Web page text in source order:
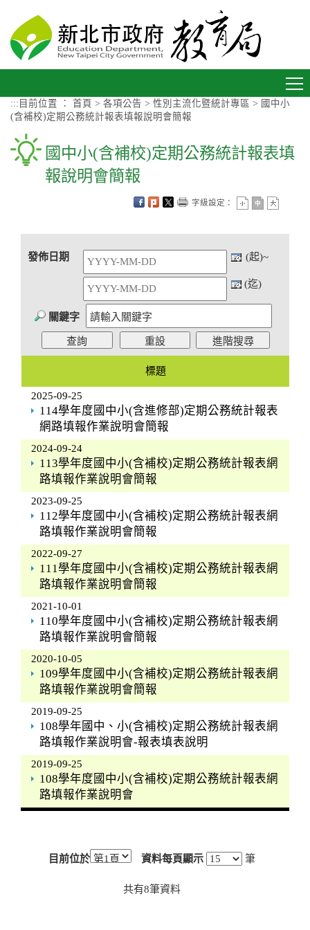
::: 目前位置 ： 首頁 > 各項公告 > 性別主流化暨統計專區 > 國中小
(含補校)定期公務統計報表填報說明會簡報
國中小(含補校)定期公務統計報表填
報說明會簡報
字級設定：
發佈日期 (起)~
(迄)
關鍵字
標題
114學年度國中小(含進修部)定期公務統計報表
網路填報作業說明會簡報
2025-09-25
113學年度國中小(含補校)定期公務統計報表網
路填報作業說明會簡報
2024-09-24
112學年度國中小(含補校)定期公務統計報表網
路填報作業說明會簡報
2023-09-25
111學年度國中小(含補校)定期公務統計報表網
路填報作業說明會簡報
2022-09-27
110學年度國中小(含補校)定期公務統計報表網
路填報作業說明會簡報
2021-10-01
109學年度國中小(含補校)定期公務統計報表網
路填報作業說明會簡報
2020-10-05
108學年國中、小(含補校)定期公務統計報表網
路填報作業說明會-報表填表說明
2019-09-25
108學年度國中小(含補校)定期公務統計報表網
路填報作業說明會
2019-09-25
目前位於 資料每頁顯示 筆
共有8筆資料